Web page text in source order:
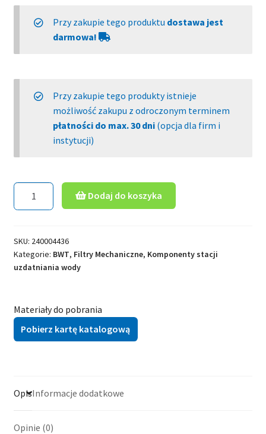
Przy zakupie tego produktu dostawa jest
darmowa!
Przy zakupie tego produkty istnieje
możliwość zakupu z odroczonym terminem
płatności do max. 30 dni(opcja dla firm i
instytucji)
Dodaj do koszyka
SKU: 240004436
Kategorie: BWT, Filtry Mechaniczne, Komponenty stacji
uzdatniania wody
Materiały do pobrania
Pobierz kartę katalogową
OpisInformacje dodatkowe
Opinie (0)